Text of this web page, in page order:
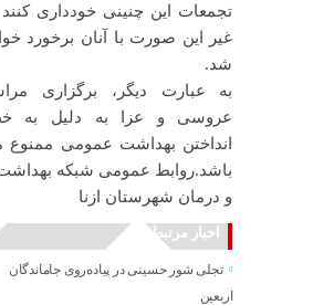
تجمعات این چنینی خودداری کنند
غیر این صورت با آنان برخورد
شد.
به عبارت دیگر، برگزاری
عروسی و عزا به دلیل به
انداختن بهداشت عمومی ممنوع
باشد.روابط عمومی شبکه
و درمان شهرستان ازنا
اخبار مرتبط
تجلی شور حسینی در پیاده‌روی جاماندگان
اربعین